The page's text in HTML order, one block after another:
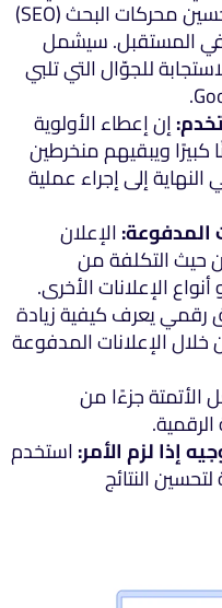
متطلبات المحتوى وتحسين محركات البحث (SEO)
المستقبل. سيشمل
للجوّال التي تلبي
إن إعطاء الأولوية
ويبقيهم منخرطين
إلى إجراء عملية
المدفوعة:الإعلان
حيث التكلفة من
أنواع الإعلانات الأخرى.
يعرف كيفية زيادة
خلال الإعلانات المدفوعة
الأتمتة جزءًا من
إذا لزم الأمر:استخدم
النتائج